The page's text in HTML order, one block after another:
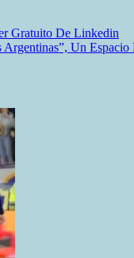
Gratuito De Linkedin
Un